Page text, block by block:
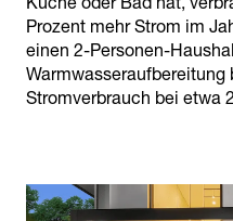
Prozent mehr Strom im
einen 2-Personen-
Warmwasseraufbereitung
Stromverbrauch bei etwa